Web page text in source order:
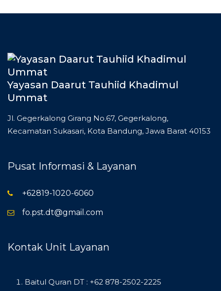
Yayasan Daarut Tauhiid Khadimul
Ummat
Jl. Gegerkalong Girang No.67, Gegerkalong,
Kecamatan Sukasari, Kota Bandung, Jawa Barat 40153
Pusat Informasi & Layanan
+62819-1020-6060
fo.pst.dt@gmail.com
Kontak Unit Layanan
Baitul Quran DT : +62 878-2502-2225